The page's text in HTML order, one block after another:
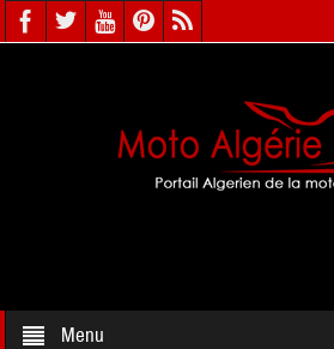
Menu